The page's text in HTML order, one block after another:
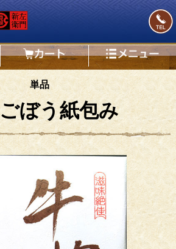
単品
ぼう紙包み